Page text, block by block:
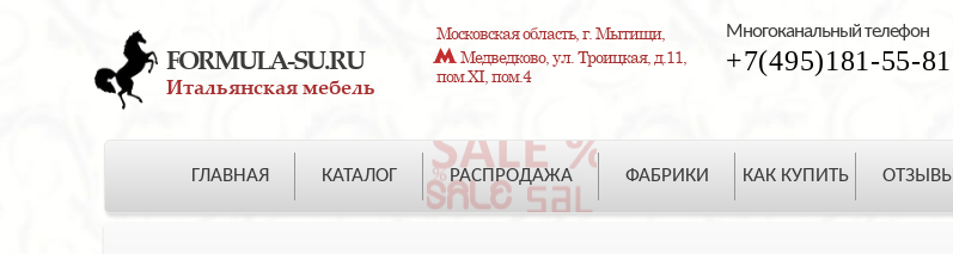
FORMULA-SU.RU
Итальянская мебель
Московская область, г. Мытищи,
Медведково, ул. Троицкая, д.11,
пом.XI, пом.4
Многоканальный телефон
+7(495)181-55-81
ГЛАВНАЯ КАТАЛОГ РАСПРОДАЖА ФАБРИКИ КАК КУПИТЬ ОТЗЫВЫ